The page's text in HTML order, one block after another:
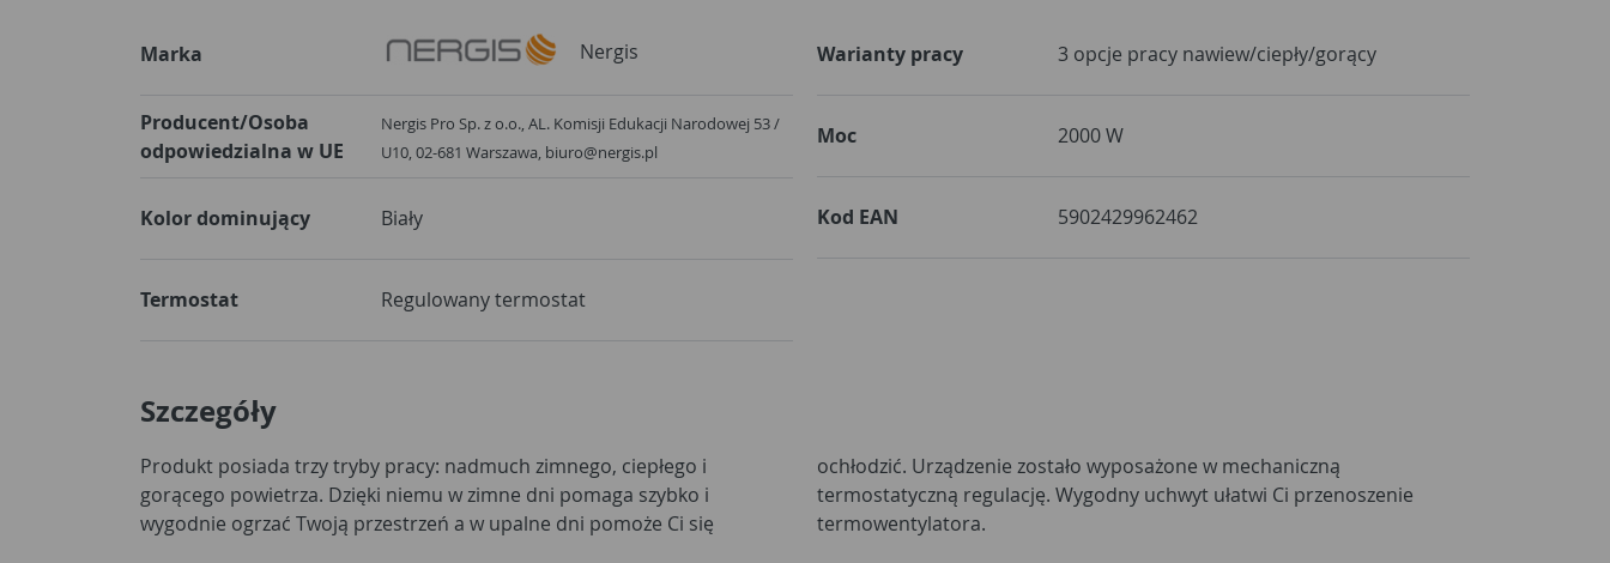
Marka Nergis
Producent/Osoba
odpowiedzialna w UE
Nergis Pro Sp. z o.o., AL. Komisji Edukacji Narodowej 53 /
U10, 02-681 Warszawa, biuro@nergis.pl
Kolor dominujący Biały
Termostat Regulowany termostat
Warianty pracy 3 opcje pracy nawiew/ciepły/gorący
Moc 2000 W
Kod EAN 5902429962462
Szczegóły
Produkt posiada trzy tryby pracy: nadmuch zimnego, ciepłego i
gorącego powietrza. Dzięki niemu w zimne dni pomaga szybko i
wygodnie ogrzać Twoją przestrzeń a w upalne dni pomoże Ci się
ochłodzić. Urządzenie zostało wyposażone w mechaniczną
termostatyczną regulację. Wygodny uchwyt ułatwi Ci przenoszenie
termowentylatora.